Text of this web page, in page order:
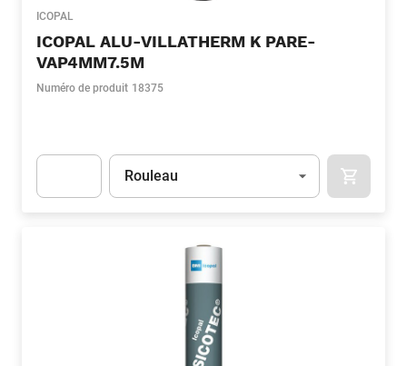
ICOPAL
ICOPAL ALU-VILLATHERM K PARE-
VAP4MM7.5M
Numéro de produit 18375
Unité
Rouleau